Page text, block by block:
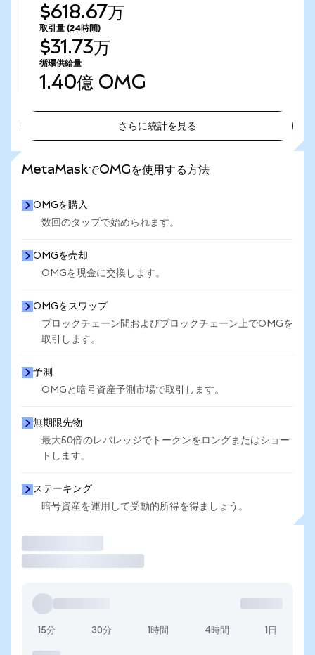
$618.67万
取引量 (24時間)
$31.73万
循環供給量
1.40億 OMG
さらに統計を見る
MetaMaskでOMGを使用する方法
OMGを購入
数回のタップで始められます。
OMGを売却
OMGを現金に交換します。
OMGをスワップ
ブロックチェーン間およびブロックチェーン上でOMGを
取引します。
予測
OMGと暗号資産予測市場で取引します。
無期限先物
最大50倍のレバレッジでトークンをロングまたはショー
トします。
ステーキング
暗号資産を運用して受動的所得を得ましょう。
15分 30分 1時間 4時間 1日